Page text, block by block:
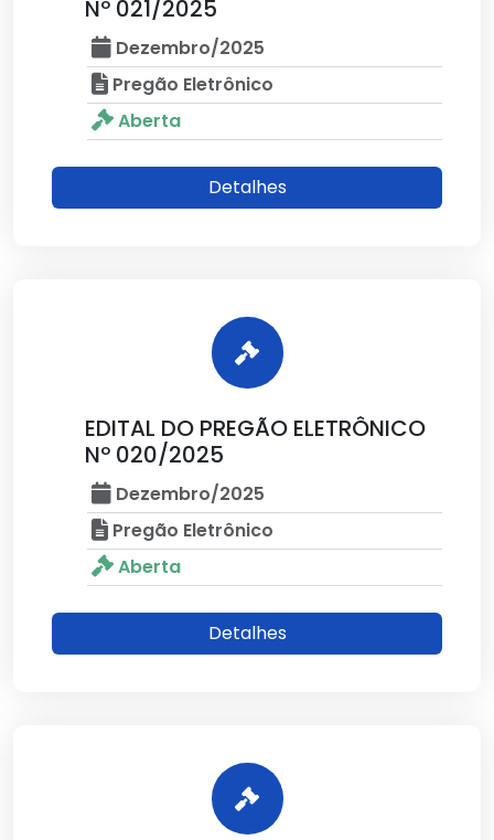
Nº 021/2025
Dezembro/2025
Pregão Eletrônico
Aberta
Detalhes
EDITAL DO PREGÃO ELETRÔNICO
Nº 020/2025
Dezembro/2025
Pregão Eletrônico
Aberta
Detalhes